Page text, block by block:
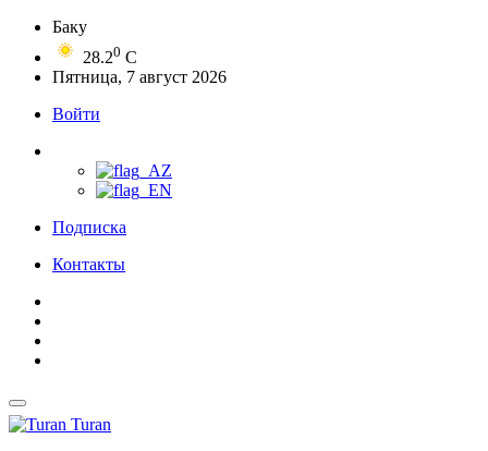
Баку
28.20 C
Пятница, 7 август 2026
Войти
Подписка
Контакты
Turan